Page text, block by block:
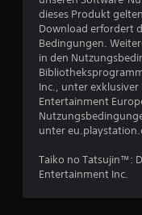
dieses Produkt
Download erfordert
Bedingungen.
in den
Inc., unter
Entertainment
unter
Taiko no Tatsujin™:
Entertainment Inc.